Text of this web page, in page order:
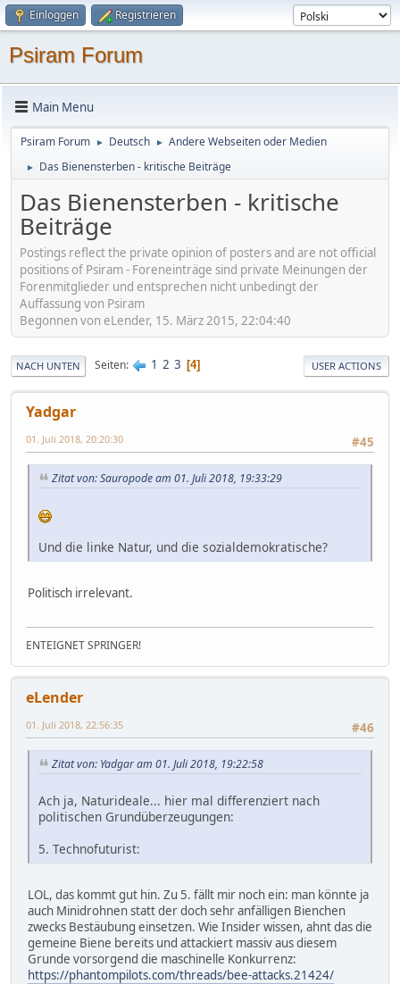
Einloggen Registrieren
Psiram Forum
Main Menu
Psiram Forum ► Deutsch ► Andere Webseiten oder Medien
► Das Bienensterben - kritische Beiträge
Das Bienensterben - kritische
Beiträge
Postings reflect the private opinion of posters and are not official
positions of Psiram - Foreneinträge sind private Meinungen der
Forenmitglieder und entsprechen nicht unbedingt der
Auffassung von Psiram
Begonnen von eLender, 15. März 2015, 22:04:40
NACH UNTEN Seiten 1 2 3 4 USER ACTIONS
Yadgar
#45
01. Juli 2018, 20:20:30
Zitat von: Sauropode am 01. Juli 2018, 19:33:29
Und die linke Natur, und die sozialdemokratische?
Politisch irrelevant.
ENTEIGNET SPRINGER!
eLender
#46
01. Juli 2018, 22:56:35
Zitat von: Yadgar am 01. Juli 2018, 19:22:58
Ach ja, Naturideale... hier mal differenziert nach
politischen Grundüberzeugungen:
5. Technofuturist:
LOL, das kommt gut hin. Zu 5. fällt mir noch ein: man könnte ja
auch Minidrohnen statt der doch sehr anfälligen Bienchen
zwecks Bestäubung einsetzen. Wie Insider wissen, ahnt das die
gemeine Biene bereits und attackiert massiv aus diesem
Grunde vorsorgend die maschinelle Konkurrenz:
https://phantompilots.com/threads/bee-attacks.21424/